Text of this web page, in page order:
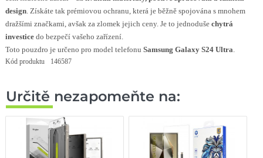
design. Získáte tak prémiovou ochranu, která je běžně spojována s mnohem
dražšími značkami, avšak za zlomek jejich ceny. Je to jednoduše chytrá
investicedo bezpečí vašeho zařízení.
Toto pouzdro je určeno pro model telefonu Samsung Galaxy S24 Ultra.
Kód produktu 146587
Určitě nezapomeňte na: